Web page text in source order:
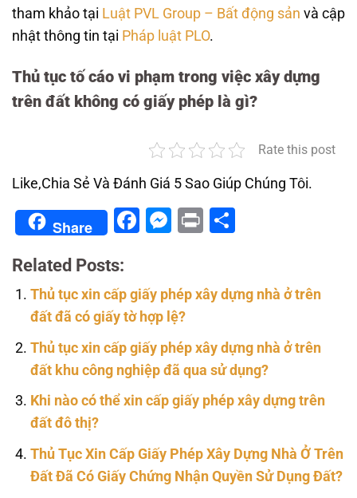
tham khảo tại Luật PVL Group – Bất động sản và cập
nhật thông tin tại Pháp luật PLO.
Thủ tục tố cáo vi phạm trong việc xây dựng
trên đất không có giấy phép là gì?
Rate this post
Like,Chia Sẻ Và Đánh Giá 5 Sao Giúp Chúng Tôi.
Share Facebook
Messenger
Print
Related Posts:
Thủ tục xin cấp giấy phép xây dựng nhà ở trên
đất đã có giấy tờ hợp lệ?
Thủ tục xin cấp giấy phép xây dựng nhà ở trên
đất khu công nghiệp đã qua sử dụng?
Khi nào có thể xin cấp giấy phép xây dựng trên
đất đô thị?
Thủ Tục Xin Cấp Giấy Phép Xây Dựng Nhà Ở Trên
Đất Đã Có Giấy Chứng Nhận Quyền Sử Dụng Đất?